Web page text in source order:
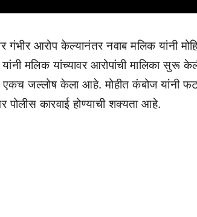
गंभीर आरोप केल्यानंतर नवाब मलिक यांनी
यांनी मलिक यांच्यावर आरोपांची मालिका
एकच जल्लोष केला आहे. मोहीत कंबोज यांनी
पोलीस कारवाई होण्याची शक्यता आहे.